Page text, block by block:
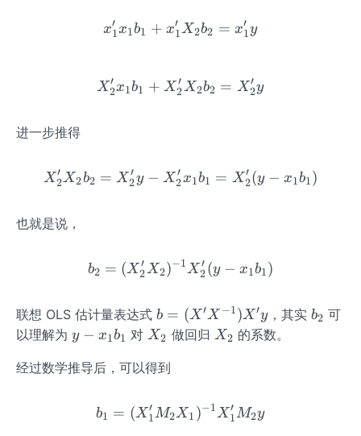
x_1'x_1b_1+x_1'X_2b_2
x1
′ x1b1 + x1
′ X2b2 = x1
′ y
X2
′ x1b1 + X2
′ X2b2 = X2
′ y
进一步推得
X_2'X_2b_2 = X_2'y -
X2
′X2b2 = X2
′y − X2
′ x1b1 = X2
′ (y − x1b1)
也就是说，
b_2 = (X_2'X_2)^{-
b2 = (X2
′X2)−1X2
′ (y − x1b1)
联想 OLS 估计量表达式 b=
(X'X
1})
b = (X ′X −1)X ′y，其实 b
b2 可
以理解为 y
x
y − x1b1 对 X
2
X2 做回归 X
X2 的系数。
经过数学推导后，可以得到
b_1 = (X_1'M_2X_1)^{-
b1 = (X1
′M2X1 )−1X1
′ M2y